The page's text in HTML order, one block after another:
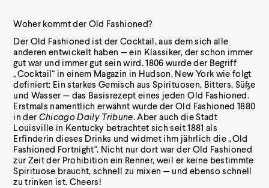
Woher kommt der Old Fashioned?
Der Old Fashioned ist der Cocktail, aus dem sich alle
anderen entwickelt haben — ein Klassiker, der schon immer
gut war und immer gut sein wird. 1806 wurde der Begriff
„Cocktail“ in einem Magazin in Hudson, New York wie folgt
definiert: Ein starkes Gemisch aus Spirituosen, Bitters, Süße
und Wasser — das Basisrezept eines jeden Old Fashioned.
Erstmals namentlich erwähnt wurde der Old Fashioned 1880
in der Chicago Daily Tribune. Aber auch die Stadt
Louisville in Kentucky betrachtet sich seit 1881 als
Erfinderin dieses Drinks und widmet ihm jährlich die „Old
Fashioned Fortnight“. Nicht nur dort war der Old Fashioned
zur Zeit der Prohibition ein Renner, weil er keine bestimmte
Spirituose braucht, schnell zu mixen — und ebenso schnell
zu trinken ist. Cheers!